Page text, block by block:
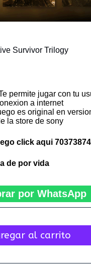
Survivor Trilogy
permite jugar con tu
a internet
es original en
la store de sony
click aqui 70373874
de por vida
por WhatsApp
al carrito